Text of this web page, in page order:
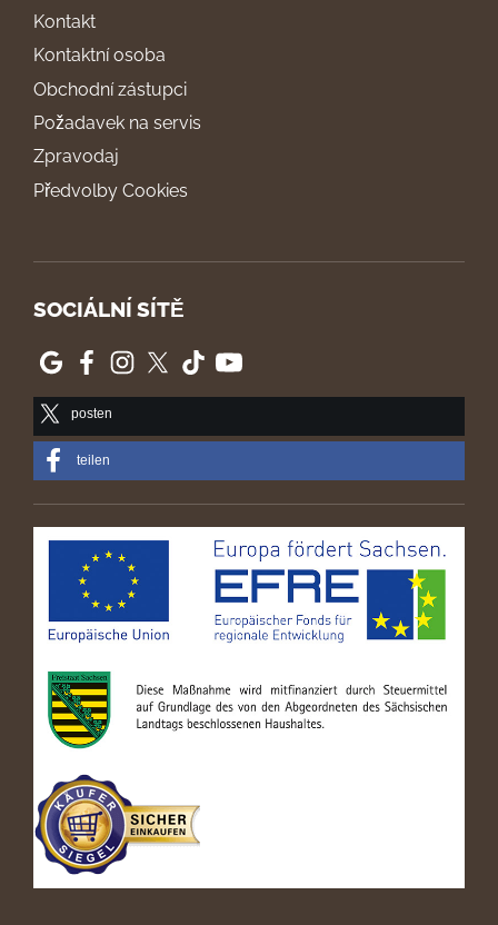
Kontakt
Kontaktní osoba
Obchodní zástupci
Požadavek na servis
Zpravodaj
Předvolby Cookies
SOCIÁLNÍ SÍTĚ
posten
teilen